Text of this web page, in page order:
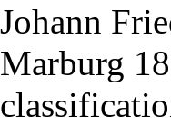
Johann
Marburg